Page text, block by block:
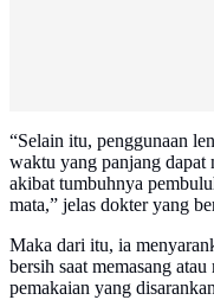
“Selain itu, penggunaan
waktu yang panjang dapat
akibat tumbuhnya
mata,” jelas dokter yang
Maka dari itu, ia
bersih saat memasang
pemakaian yang